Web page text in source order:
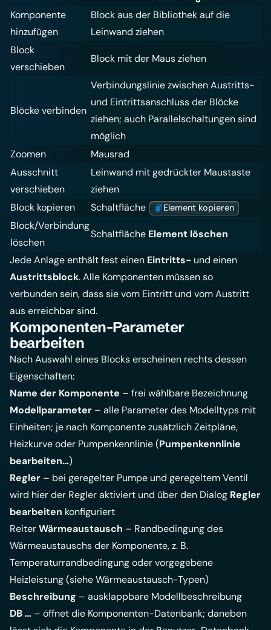
Komponente
hinzufügen
Block aus der Bibliothek auf die
Leinwand ziehen
Block
verschieben
Block mit der Maus ziehen
Blöcke verbinden
Verbindungslinie zwischen Austritts-
und Eintrittsanschluss der Blöcke
ziehen; auch Parallelschaltungen sind
möglich
Zoomen
Mausrad
Ausschnitt
verschieben
Leinwand mit gedrückter Maustaste
ziehen
Block kopieren
Schaltfläche Element kopieren
Block/Verbindung
löschen
Schaltfläche Element löschen
Jede Anlage enthält fest einen Eintritts- und einen
Austrittsblock. Alle Komponenten müssen so
verbunden sein, dass sie vom Eintritt und vom Austritt
aus erreichbar sind.
Komponenten-Parameter
bearbeiten
Nach Auswahl eines Blocks erscheinen rechts dessen
Eigenschaften:
Name der Komponente – frei wählbare Bezeichnung
Modellparameter – alle Parameter des Modelltyps mit
Einheiten; je nach Komponente zusätzlich Zeitpläne,
Heizkurve oder Pumpenkennlinie (Pumpenkennlinie
bearbeiten…)
Regler – bei geregelter Pumpe und geregeltem Ventil
wird hier der Regleraktiviert und über den Dialog Regler
bearbeiten konfiguriert
ReiterWärmeaustausch – Randbedingung des
Wärmeaustauschs der Komponente, z. B.
Temperaturrandbedingung oder vorgegebene
Heizleistung (sieheWärmeaustausch-Typen)
Beschreibung – ausklappbare Modellbeschreibung
DB … – öffnet die Komponenten-Datenbank; daneben